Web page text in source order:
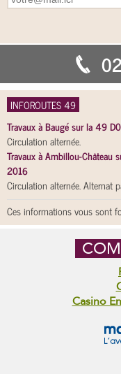
INFOROUTES 49
Travaux à Baugé sur la 49
Circulation alternée.
Travaux à Ambillou-
2016
Circulation alternée.
Ces informations vous sont
Casino